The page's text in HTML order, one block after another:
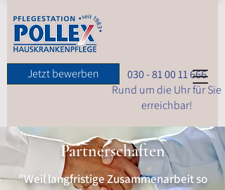
Pflegestation Pollex
Jetzt bewerben
030 - 81 00 11 666
Rund um die Uhr für Sie
erreichbar!
Partnerschaften
"Weil langfristige Zusammenarbeit so